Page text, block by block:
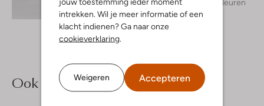
intrekken. Wil je meer informatie of een
klacht indienen? Ga naar onze
cookieverklaring
Weigeren Accepteren
Ontdek de look + meer kleuren
Ook iets voor jou?